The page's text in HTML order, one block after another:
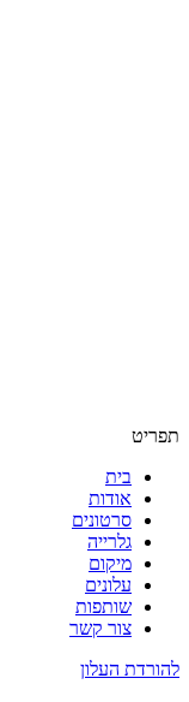
תפריט
בית
אודות
סרטונים
גלרייה
מיקום
עלונים
שותפות
צור קשר
להורדת העלון